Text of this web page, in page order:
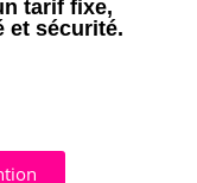
tarif fixe,
et sécurité.